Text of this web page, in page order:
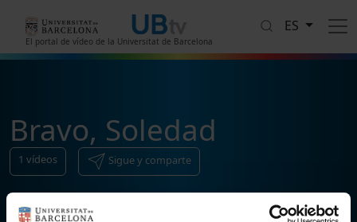
El portal de vídeo de la Universitat de Barcelona
ES
Bravo, Soledad
1 vídeos Sigue y comparte